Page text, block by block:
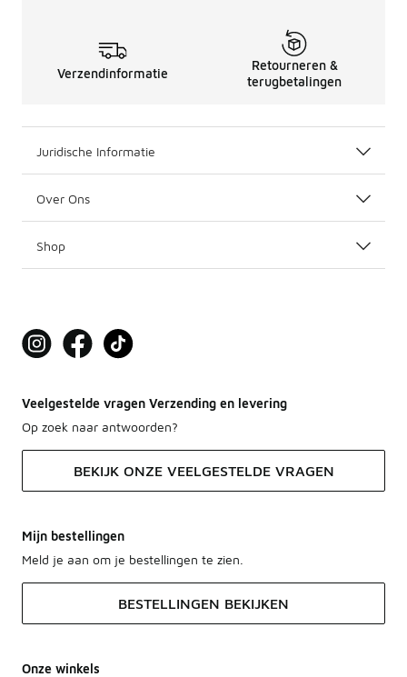
Verzendinformatie
Retourneren &
terugbetalingen
Juridische Informatie
Over Ons
Shop
Veelgestelde vragen Verzending en levering
Op zoek naar antwoorden?
BEKIJK ONZE VEELGESTELDE VRAGEN
Mijn bestellingen
Meld je aan om je bestellingen te zien.
BESTELLINGEN BEKIJKEN
Onze winkels